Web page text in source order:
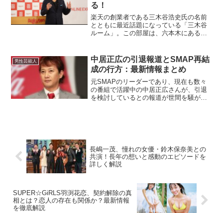
る！
楽天の創業者である三木谷浩史氏の名前
とともに最近話題になっている「三木谷
ルーム」。この部屋は、六本木にあると
まりました。この部屋に招かれた芸能人
やモデル、特に「楽天ガー...
男性芸能人
中居正広の引退報道とSMAP再結
成の行方：最新情報まとめ
元SMAPのリーダーであり、現在も数々
の番組で活躍中の中居正広さんが、引退
を検討しているとの報道が世間を騒がせ
長嶋一茂、憧れの女優・鈴木保奈美との
共演！長年の想いと感動のエピソードを
詳しく解説
SUPER☆GiRLS羽渕花恋、契約解除の真
相とは？恋人の存在も関係か？最新情報
を徹底解説